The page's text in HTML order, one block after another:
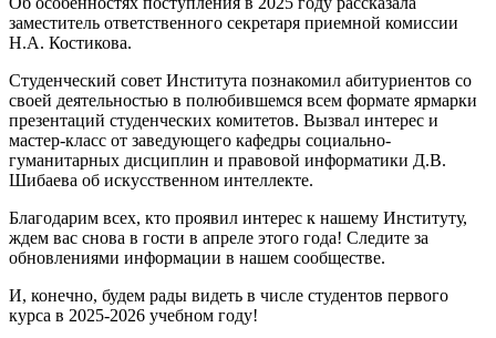
заместитель ответственного секретаря приемной комиссии
Н.А. Костикова.
Студенческий совет Института познакомил абитуриентов со
своей деятельностью в полюбившемся всем формате ярмарки
презентаций студенческих комитетов. Вызвал интерес и
мастер-класс от заведующего кафедры социально-
гуманитарных дисциплин и правовой информатики Д.В.
Шибаева об искусственном интеллекте.
Благодарим всех, кто проявил интерес к нашему Институту,
ждем вас снова в гости в апреле этого года! Следите за
обновлениями информации в нашем сообществе.
И, конечно, будем рады видеть в числе студентов первого
курса в 2025-2026 учебном году!